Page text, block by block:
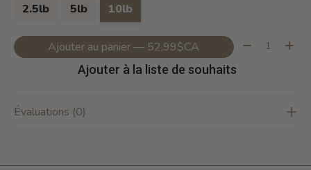
2.5lb 5lb 10lb
Ajouter au panier — 52,99$CA Quantité:
Ajouter à la liste de souhaits
Évaluations (0)